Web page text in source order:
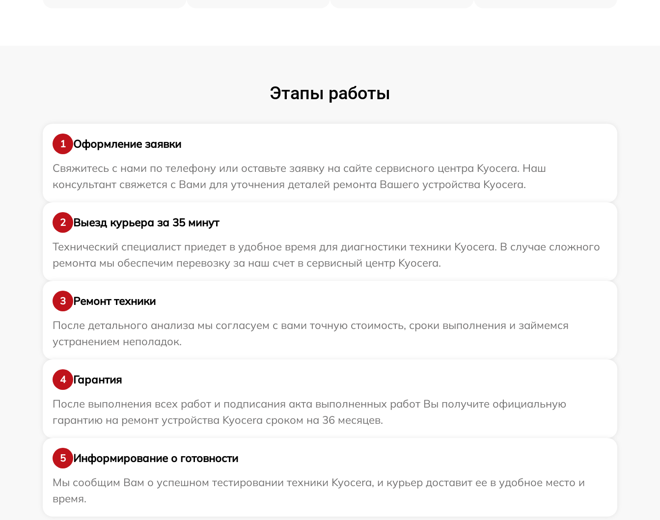
Этапы работы
1
Оформление заявки
Свяжитесь с нами по телефону или оставьте заявку на сайте сервисного центра Kyocera. Наш
консультант свяжется с Вами для уточнения деталей ремонта Вашего устройства Kyocera.
2
Выезд курьера за 35 минут
Технический специалист приедет в удобное время для диагностики техники Kyocera. В случае сложного
ремонта мы обеспечим перевозку за наш счет в сервисный центр Kyocera.
3
Ремонт техники
После детального анализа мы согласуем с вами точную стоимость, сроки выполнения и займемся
устранением неполадок.
4
Гарантия
После выполнения всех работ и подписания акта выполненных работ Вы получите официальную
гарантию на ремонт устройства Kyocera сроком на 36 месяцев.
5
Информирование о готовности
Мы сообщим Вам о успешном тестировании техники Kyocera, и курьер доставит ее в удобное место и
время.